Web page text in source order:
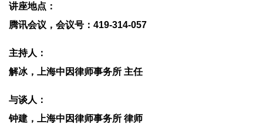
讲座地点：
腾讯会议，会议号：419-314-057
主持人：
解冰，上海中因律师事务所 主任
与谈人：
钟建，上海中因律师事务所 律师